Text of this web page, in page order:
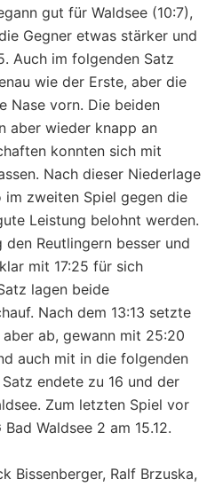
gut für Waldsee (10:7),
Gegner etwas stärker und
Auch im folgenden Satz
wie der Erste, aber die
Nase vorn. Die beiden
aber wieder knapp an
konnten sich mit
Nach dieser Niederlage
zweiten Spiel gegen die
Leistung belohnt werden.
Reutlingern besser und
mit 17:25 für sich
lagen beide
Nach dem 13:13 setzte
ab, gewann mit 25:20
auch mit in die folgenden
endete zu 16 und der
Zum letzten Spiel vor
Waldsee 2 am 15.12.
Bissenberger, Ralf Brzuska,